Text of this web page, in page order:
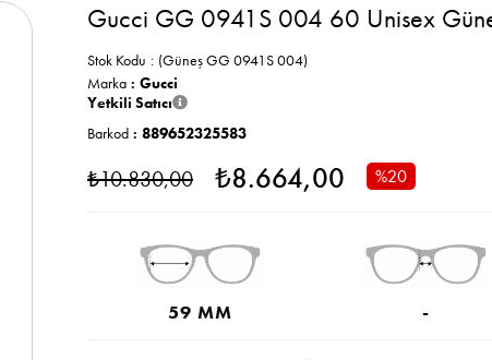
Gucci GG 0941S 004 60 Unisex
(Güneş GG 0941S 004)
Stok Kodu
Marka : Gucci
Yetkili Satıcı
Barkod : 889652325583
₺10.830,00 ₺8.664,00 %20
59 MM -